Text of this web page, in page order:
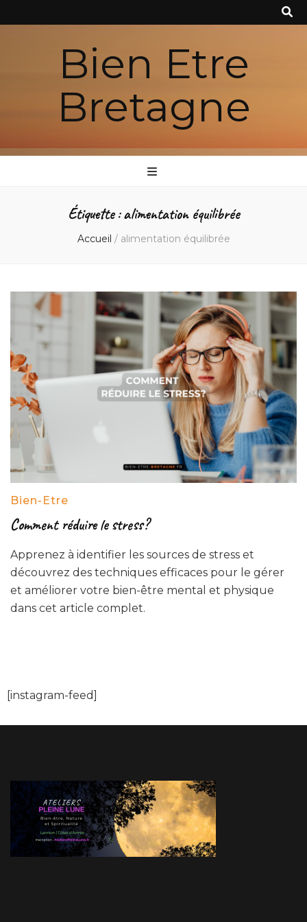
Bien Etre
Bretagne
Étiquette :alimentation équilibrée
Accueil / alimentation équilibrée
Bien-Etre
Comment réduire le stress?
Apprenez à identifier les sources de stress et
découvrez des techniques efficaces pour le gérer
et améliorer votre bien-être mental et physique
dans cet article complet.
[instagram-feed]